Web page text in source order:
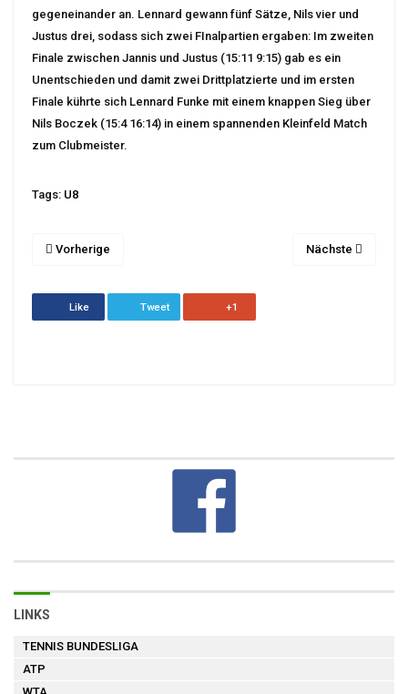
gegeneinander an. Lennard gewann fünf Sätze, Nils vier und
Justus drei, sodass sich zwei FInalpartien ergaben: Im zweiten
Finale zwischen Jannis und Justus (15:11 9:15) gab es ein
Unentschieden und damit zwei Drittplatzierte und im ersten
Finale kührte sich Lennard Funke mit einem knappen Sieg über
Nils Boczek (15:4 16:14) in einem spannenden Kleinfeld Match
zum Clubmeister.
Tags: U8
Vorherige Nächste
Like Tweet +1
LINKS
TENNIS BUNDESLIGA
ATP